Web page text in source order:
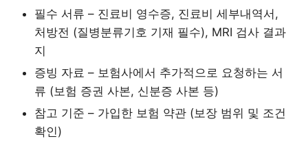
필수 서류 – 진료비 영수증, 진료비 세부내역서,
처방전 (질병분류기호 기재 필수), MRI 검사 결과
지
증빙 자료 – 보험사에서 추가적으로 요청하는 서
류 (보험 증권 사본, 신분증 사본 등)
참고 기준 – 가입한 보험 약관 (보장 범위 및 조건
확인)